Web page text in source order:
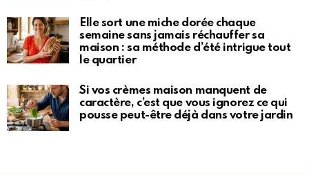
Elle sort une miche dorée chaque
semaine sans jamais réchauffer sa
maison : sa méthode d’été intrigue tout
le quartier
Si vos crèmes maison manquent de
caractère, c’est que vous ignorez ce qui
pousse peut-être déjà dans votre jardin